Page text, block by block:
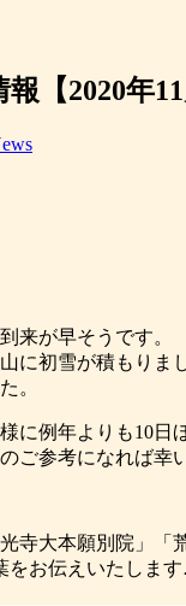
【2020年11
来が早そうです。
に初雪が積もりま
。
に例年よりも10日
ご参考になれば幸
寺大本願別院」「
をお伝えいたします